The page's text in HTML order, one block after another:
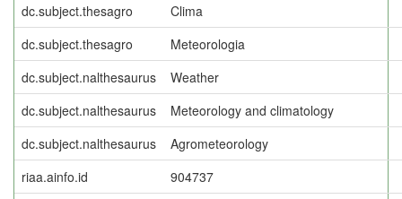
dc.subject.thesagro
Clima
dc.subject.thesagro
Meteorologia
dc.subject.nalthesaurus
Weather
dc.subject.nalthesaurus
Meteorology and climatology
dc.subject.nalthesaurus
Agrometeorology
riaa.ainfo.id
904737